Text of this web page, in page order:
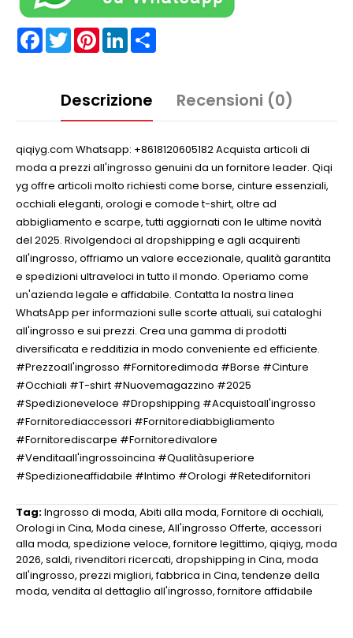
Facebook
TwitterPinterestLinkedIn
Descrizione Recensioni (0)
qiqiyg.com Whatsapp: +8618120605182 Acquista articoli di
moda a prezzi all'ingrosso genuini da un fornitore leader. Qiqi
yg offre articoli molto richiesti come borse, cinture essenziali,
occhiali eleganti, orologi e comode t-shirt, oltre ad
abbigliamento e scarpe, tutti aggiornati con le ultime novità
del 2025. Rivolgendoci al dropshipping e agli acquirenti
all'ingrosso, offriamo un valore eccezionale, qualità garantita
e spedizioni ultraveloci in tutto il mondo. Operiamo come
un'azienda legale e affidabile. Contatta la nostra linea
WhatsApp per informazioni sulle scorte attuali, sui cataloghi
all'ingrosso e sui prezzi. Crea una gamma di prodotti
diversificata e redditizia in modo conveniente ed efficiente.
#Prezzoall'ingrosso #Fornitoredimoda #Borse #Cinture
#Occhiali #T-shirt #Nuovemagazzino #2025
#Spedizioneveloce #Dropshipping #Acquistoall'ingrosso
#Fornitorediaccessori #Fornitorediabbigliamento
#Fornitorediscarpe #Fornitoredivalore
#Venditaall'ingrossoincina #Qualitàsuperiore
#Spedizioneaffidabile #Intimo #Orologi #Retedifornitori
Tag:Ingrosso di moda, Abiti alla moda, Fornitore di occhiali,
Orologi in Cina, Moda cinese, All'ingrosso Offerte, accessori
alla moda, spedizione veloce,fornitore legittimo, qiqiyg, moda
2026, saldi, rivenditori ricercati, dropshipping in Cina, moda
all'ingrosso, prezzi migliori,fabbrica in Cina,tendenze della
moda, vendita al dettaglio all'ingrosso,fornitore affidabile